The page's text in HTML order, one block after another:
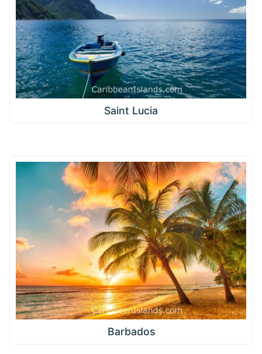
Saint Lucia
Barbados